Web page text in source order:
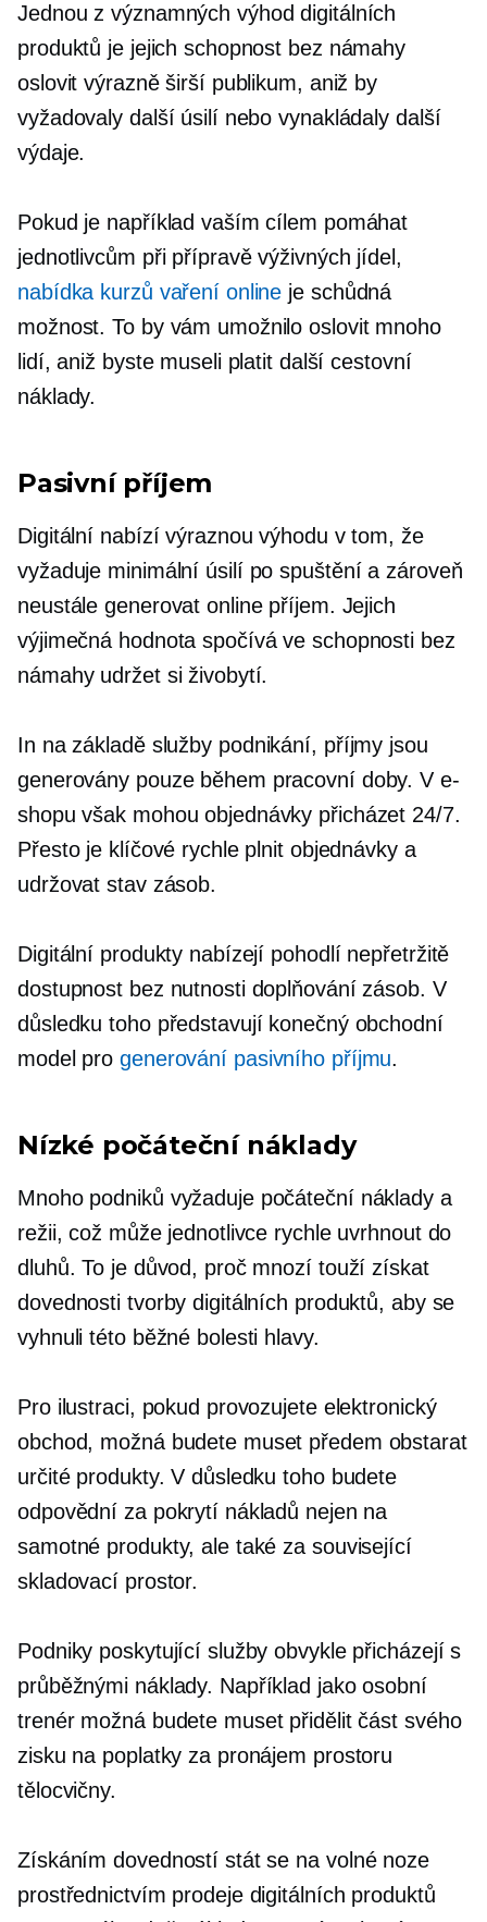
Jednou z významných výhod digitálních
produktů je jejich schopnost bez námahy
oslovit výrazně širší publikum, aniž by
vyžadovaly další úsilí nebo vynakládaly další
výdaje.
Pokud je například vaším cílem pomáhat
jednotlivcům při přípravě výživných jídel,
nabídka kurzů vaření online je schůdná
možnost. To by vám umožnilo oslovit mnoho
lidí, aniž byste museli platit další cestovní
náklady.
Pasivní příjem
Digitální nabízí výraznou výhodu v tom, že
vyžaduje minimální úsilí po spuštěnía zároveň
neustále generovat online příjem. Jejich
výjimečná hodnota spočívá ve schopnosti bez
námahy udržet si živobytí.
In na základě služby podnikání, příjmy jsou
generovány pouze během pracovní doby. V e-
shopu však mohou objednávky přicházet 24/7.
Přesto je klíčové rychle plnit objednávky a
udržovat stav zásob.
Digitální produkty nabízejí pohodlí nepřetržitě
dostupnost bez nutnosti doplňování zásob. V
důsledku toho představují konečný obchodní
model progenerování pasivního příjmu.
Nízké počáteční náklady
Mnoho podniků vyžaduje počáteční náklady a
režii, což může jednotlivce rychle uvrhnout do
dluhů. To je důvod, proč mnozí touží získat
dovednosti tvorby digitálních produktů, aby se
vyhnuli této běžné bolesti hlavy.
Pro ilustraci, pokud provozujete elektronický
obchod, možná budete muset předem obstarat
určité produkty. V důsledku toho budete
odpovědní za pokrytí nákladů nejen na
samotné produkty, ale také za související
skladovací prostor.
Podniky poskytující služby obvykle přicházejí s
průběžnými náklady. Například jako osobní
trenér možná budete muset přidělit část svého
zisku na poplatky za pronájem prostoru
tělocvičny.
Získáním dovedností stát se na volné noze
prostřednictvím prodeje digitálních produktů